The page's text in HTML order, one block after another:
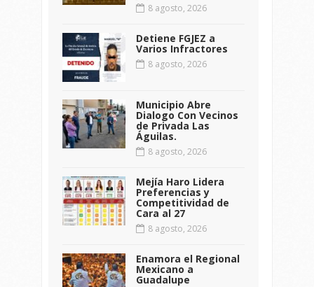
8 agosto, 2026
Detiene FGJEZ a
Varios Infractores
8 agosto, 2026
Municipio Abre
Dialogo Con Vecinos
de Privada Las
Águilas.
8 agosto, 2026
Mejía Haro Lidera
Preferencias y
Competitividad de
Cara al 27
8 agosto, 2026
Enamora el Regional
Mexicano a
Guadalupe